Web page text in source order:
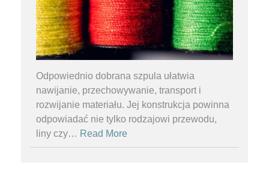
Odpowiednio dobrana szpula ułatwia
nawijanie, przechowywanie, transport i
rozwijanie materiału. Jej konstrukcja powinna
odpowiadać nie tylko rodzajowi przewodu,
liny czy… Read More